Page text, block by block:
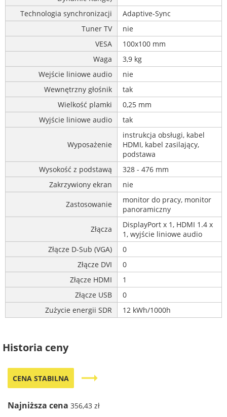
Technologia synchronizacji
Adaptive-Sync
Tuner TV
nie
VESA
100x100 mm
Waga
3,9 kg
Wejście liniowe audio
nie
Wewnętrzny głośnik
tak
Wielkość plamki
0,25 mm
Wyjście liniowe audio
tak
Wyposażenie
instrukcja obsługi, kabel
HDMI, kabel zasilający,
podstawa
Wysokość z podstawą
328 - 476 mm
Zakrzywiony ekran
nie
Zastosowanie
monitor do pracy, monitor
panoramiczny
Złącza
DisplayPort x 1, HDMI 1.4 x
1, wyjście liniowe audio
Złącze D-Sub (VGA)
0
Złącze DVI
0
Złącze HDMI
1
Złącze USB
0
Zużycie energii SDR
12 kWh/1000h
Historia ceny
CENA STABILNA trending_flat
Najniższa cena 356,43 zł